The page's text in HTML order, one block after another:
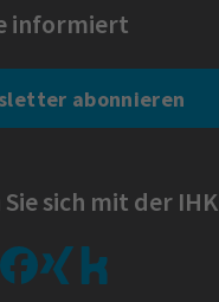
informiert
abonnieren
sich mit der IHK